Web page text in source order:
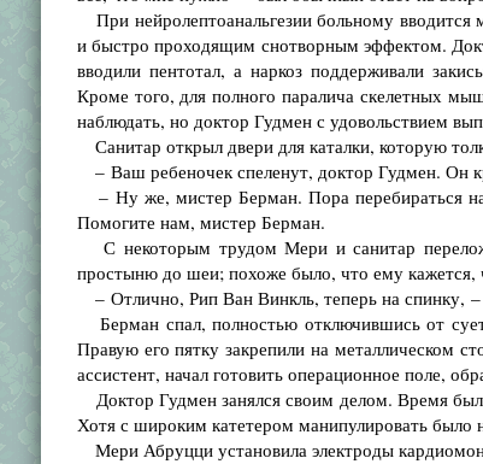
При нейролептоанальгезии больному
и быстро проходящим снотворным эффектом.
вводили пентотал, а наркоз поддерживали
Кроме того, для полного паралича скелетных
наблюдать, но доктор Гудмен с удовольствием
Санитар открыл двери для каталки, которую
– Ваш ребеночек спеленут, доктор Гудмен. Он
– Ну же, мистер Берман. Пора перебираться
Помогите нам, мистер Берман.
С некоторым трудом Мери и санитар
простыню до шеи; похоже было, что ему кажется,
– Отлично, Рип Ван Винкль, теперь на спинку,
Берман спал, полностью отключившись от
Правую его пятку закрепили на металлическом
ассистент, начал готовить операционное поле,
Доктор Гудмен занялся своим делом. Время
Хотя с широким катетером манипулировать было
Мери Абруцци установила электроды